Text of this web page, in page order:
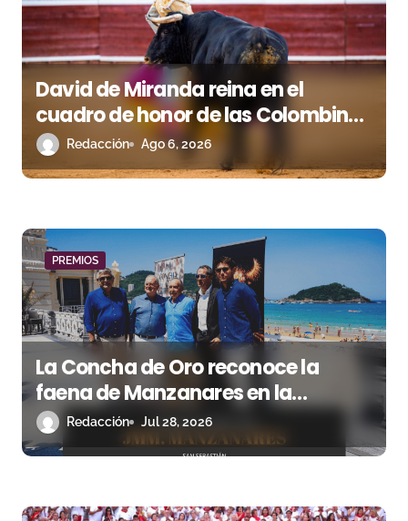
e
e
n
r
d
a
s
David de Miranda reina en el
cuadro de honor de las Colombinas
2026Redacción Ago 6, 2026
PREMIOS
La Concha de Oro reconoce la
faena de Manzanares en la
Semana Grande 2025
Redacción Jul 28, 2026